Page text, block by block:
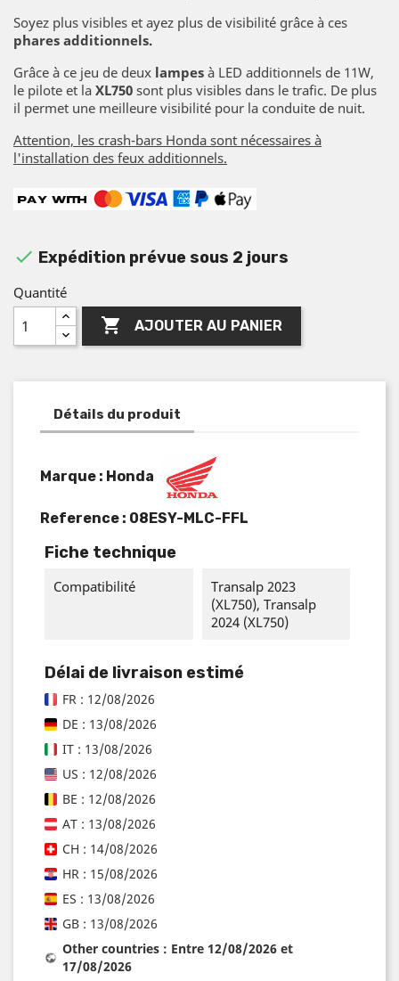
Soyez plus visibles et ayez plus de visibilité grâce à ces
phares additionnels.
Grâce à ce jeu de deux lampes à LED additionnels de 11W,
le pilote et la XL750 sont plus visibles dans le trafic. De plus
il permet une meilleure visibilité pour la conduite de nuit.
Attention, les crash-bars Honda sont nécessaires à
l'installation des feux additionnels.
 Expédition prévue sous 2 jours
Quantité
 AJOUTER AU PANIER
Détails du produit
Marque : Honda
Reference : 08ESY-MLC-FFL
Fiche technique
Compatibilité
Transalp 2023
(XL750), Transalp
2024 (XL750)
Délai de livraison estimé
FR : 12/08/2026
DE : 13/08/2026
IT : 13/08/2026
US : 12/08/2026
BE : 12/08/2026
AT : 13/08/2026
CH : 14/08/2026
HR : 15/08/2026
ES : 13/08/2026
GB : 13/08/2026
Other countries : Entre 12/08/2026 et
17/08/2026